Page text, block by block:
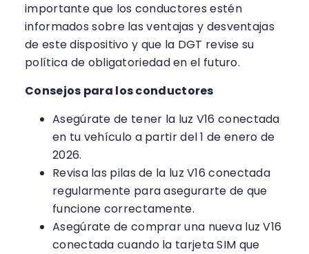
importante que los conductores estén
informados sobre las ventajas y desventajas
de este dispositivo y que la DGT revise su
política de obligatoriedad en el futuro.
Consejos para los conductores
Asegúrate de tener la luz V16 conectada
en tu vehículo a partir del 1 de enero de
2026.
Revisa las pilas de la luz V16 conectada
regularmente para asegurarte de que
funcione correctamente.
Asegúrate de comprar una nueva luz V16
conectada cuando la tarjeta SIM que